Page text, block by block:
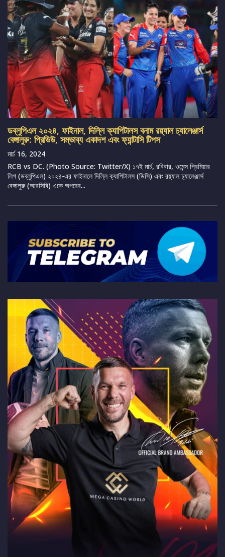
ডব্লুপিএল ২০২৪, ফাইনাল, দিল্লি ক্যাপিটালস বনাম রয়্যাল চ্যালেঞ্জার্স
বেঙ্গালুরু: প্রিভিউ, সম্ভাব্য একাদশ এবং ফ্যান্টাসি টিপস
মার্চ 16, 2024
RCB vs DC. (Photo Source: Twitter/X) ১৭ই মার্চ, রবিবার, ওমেন্স প্রিমিয়ার
লিগ (ডব্লুপিএল) ২০২৪-এর ফাইনালে দিল্লি ক্যাপিটালস (ডিসি) এবং রয়্যাল চ্যালেঞ্জার্স
বেঙ্গালুরু (আরসিবি) একে অপরের...